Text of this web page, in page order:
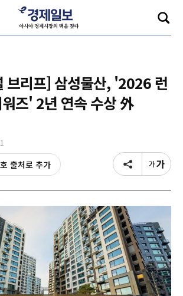
브리프] 삼성물산, '2026 런
즈' 2년 연속 수상 外
출처로 추가